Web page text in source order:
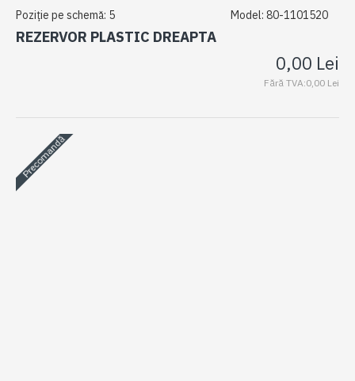
Poziție pe schemă: 5 Model: 80-1101520
REZERVOR PLASTIC DREAPTA
0,00 Lei
Fără TVA:0,00 Lei
Precomandă